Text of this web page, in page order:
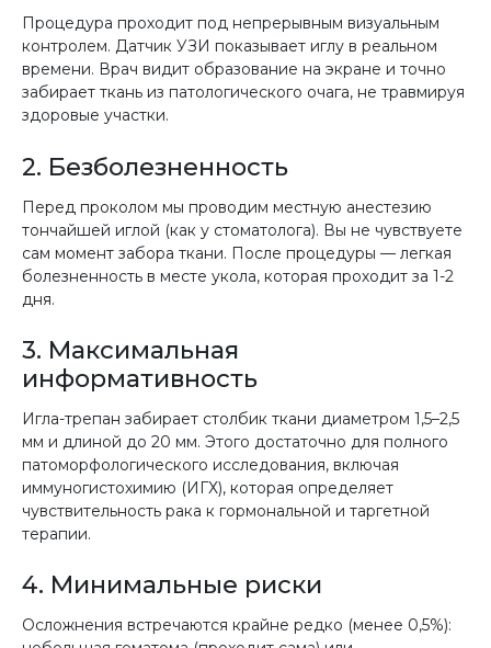
Процедура проходит под непрерывным визуальным
контролем. Датчик УЗИ показывает иглу в реальном
времени. Врач видит образование на экране и точно
забирает ткань из патологического очага, не травмируя
здоровые участки.
2. Безболезненность
Перед проколом мы проводим местную анестезию
тончайшей иглой (как у стоматолога). Вы не чувствуете
сам момент забора ткани. После процедуры — легкая
болезненность в месте укола, которая проходит за 1-2
дня.
3. Максимальная
информативность
Игла-трепан забирает столбик ткани диаметром 1,5–2,5
мм и длиной до 20 мм. Этого достаточно для полного
патоморфологического исследования, включая
иммуногистохимию (ИГХ), которая определяет
чувствительность рака к гормональной и таргетной
терапии.
4. Минимальные риски
Осложнения встречаются крайне редко (менее 0,5%):